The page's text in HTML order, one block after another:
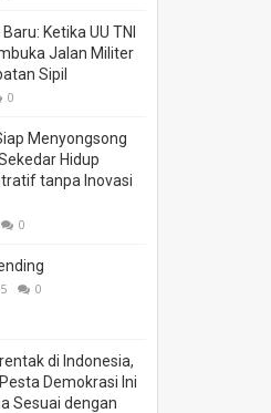
Ketika UU TNI
Jalan Militer
Sipil
0
Menyongsong
Hidup
tanpa Inovasi
0
0
di Indonesia,
Demokrasi Ini
Sesuai dengan